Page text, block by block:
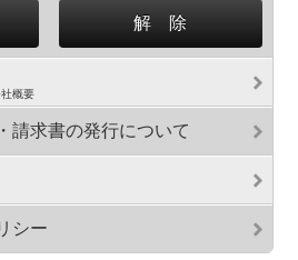
概要
請求書の発行について
シー